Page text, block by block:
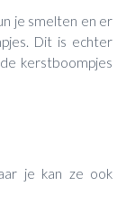
je smelten en er
Dit is echter
kerstboompjes
je kan ze ook